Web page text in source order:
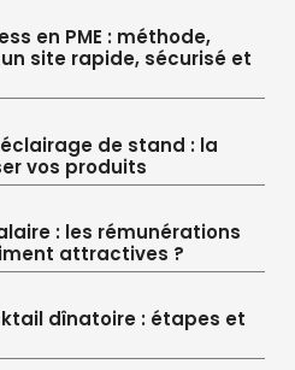
en PME : méthode,
site rapide, sécurisé et
de stand : la
vos produits
: les rémunérations
attractives ?
dînatoire : étapes et